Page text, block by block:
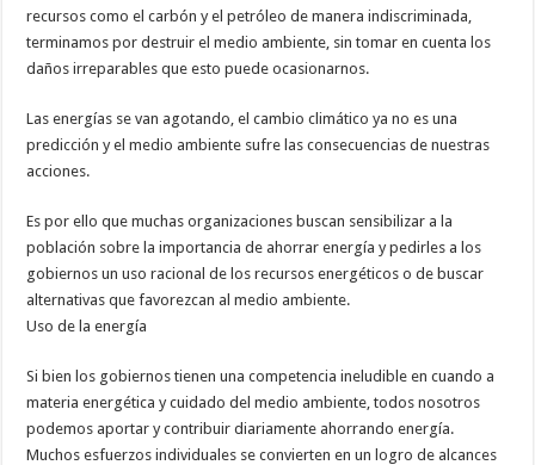
recursos como el carbón y el petróleo de manera indiscriminada,
terminamos por destruir el medio ambiente, sin tomar en cuenta los
daños irreparables que esto puede ocasionarnos.
Las energías se van agotando, el cambio climático ya no es una
predicción y el medio ambiente sufre las consecuencias de nuestras
acciones.
Es por ello que muchas organizaciones buscan sensibilizar a la
población sobre la importancia de ahorrar energía y pedirles a los
gobiernos un uso racional de los recursos energéticos o de buscar
alternativas que favorezcan al medio ambiente.
Uso de la energía
Si bien los gobiernos tienen una competencia ineludible en cuando a
materia energética y cuidado del medio ambiente, todos nosotros
podemos aportar y contribuir diariamente ahorrando energía.
Muchos esfuerzos individuales se convierten en un logro de alcances